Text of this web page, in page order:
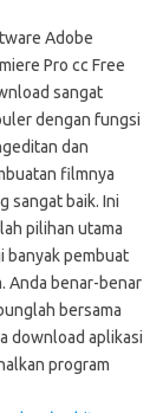
Adobe
Pro cc Free
sangat
dengan fungsi
dan
filmnya
sangat baik. Ini
pilihan utama
banyak pembuat
Anda benar-benar
bersama
download aplikasi
program